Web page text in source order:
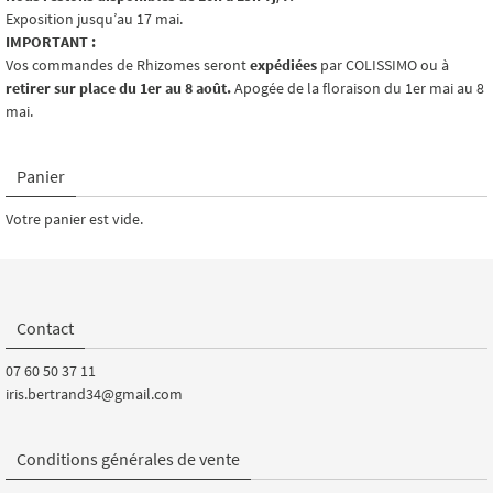
Exposition jusqu’au 17 mai.
IMPORTANT :
Vos commandes de Rhizomes serontexpédiées par COLISSIMO ou à
retirer sur place du 1er au 8 août.Apogée de la floraison du 1er mai au 8
mai.
Panier
Votre panier est vide.
Contact
07 60 50 37 11
iris.bertrand34@gmail.com
Conditions générales de vente